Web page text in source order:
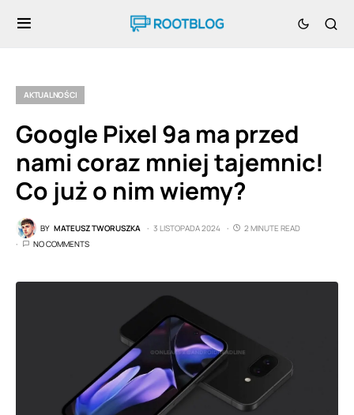
AKTUALNOŚCI
Google Pixel 9a ma przed
nami coraz mniej tajemnic!
Co już o nim wiemy?
BY MATEUSZ TWORUSZKA 3 LISTOPADA 2024
2 MINUTE READ
NO COMMENTS